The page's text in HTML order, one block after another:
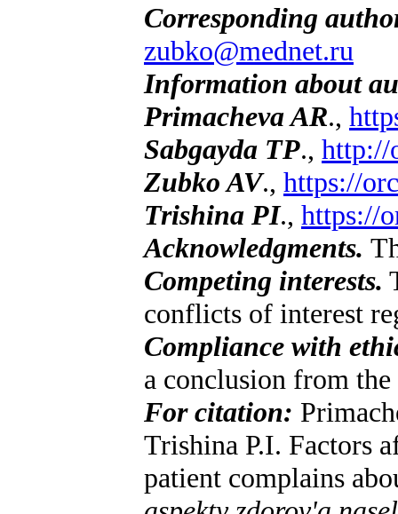
Corresponding
zubko@mednet.ru
Information about
Primacheva AR.,
Sabgayda TP., http://
Zubko AV., https://
Trishina PI., https://
Acknowledgments.
Competing interests.
conflicts of interest
Compliance with
a conclusion from
For citation:
Trishina P.I. Factors
patient complains